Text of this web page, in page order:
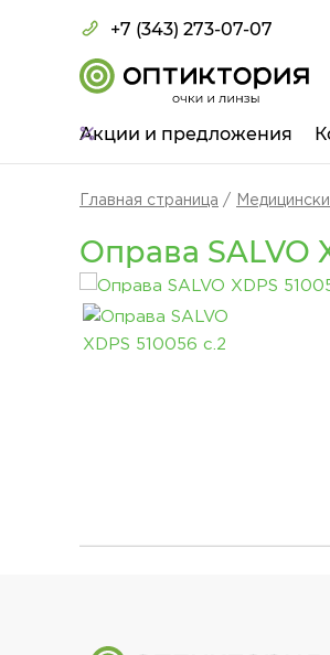
+7 (343) 273-07-07
Акции и предложения
Главная страница
Оправа SALVO